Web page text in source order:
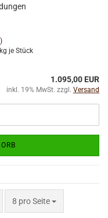
kg je Stück
1.095,00 EUR
inkl. 19% MwSt. zzgl. Versand
8 pro Seite
pro Seite